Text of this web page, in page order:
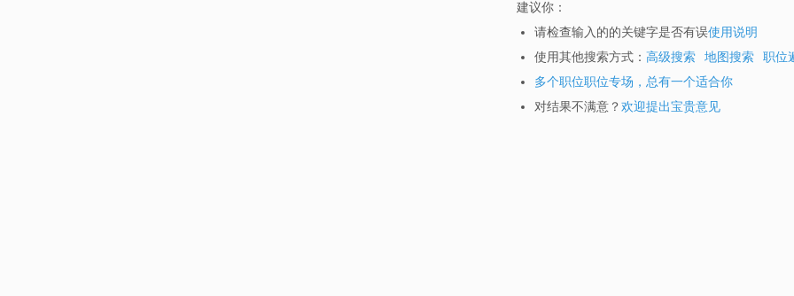
建议你：
请检查输入的的关键字是否有误使用说明
使用其他搜索方式： 高级搜索 地图搜索
职位
多个职位职位专场，总有一个适合你
对结果不满意？ 欢迎提出宝贵意见